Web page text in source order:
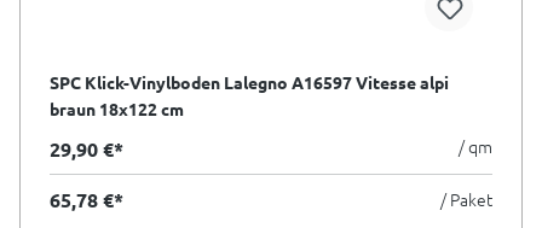
SPC Klick-Vinylboden Lalegno A16597 Vitesse alpi
braun 18x122 cm
29,90 €* / qm
65,78 €* / Paket